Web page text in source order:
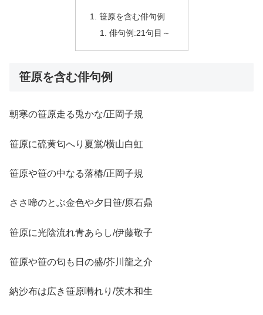
笹原を含む俳句例
俳句例:21句目～
笹原を含む俳句例
朝寒の笹原走る兎かな/正岡子規
笹原に硫黄匂へり夏鴬/横山白虹
笹原や笹の中なる落椿/正岡子規
ささ啼のとぶ金色や夕日笹/原石鼎
笹原に光陰流れ青あらし/伊藤敬子
笹原や笹の匂も日の盛/芥川龍之介
納沙布は広き笹原囀れり/茨木和生